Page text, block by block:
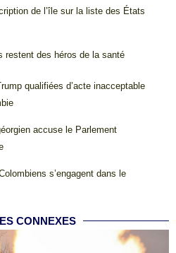
de l’île sur la liste des États
restent des héros de la santé
qualifiées d’acte inacceptable
accuse le Parlement
s’engagent dans le
CONNEXES